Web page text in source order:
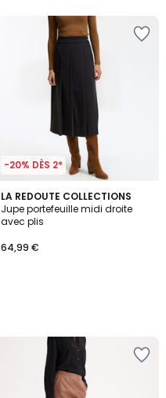
-20% DÈS 2*
LA REDOUTE COLLECTIONS
Jupe portefeuille midi droite
avec plis
64,99 €